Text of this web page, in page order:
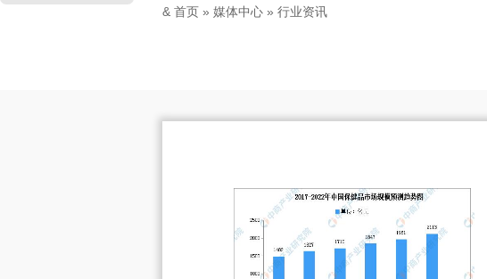
& 首页 » 媒体中心 » 行业资讯